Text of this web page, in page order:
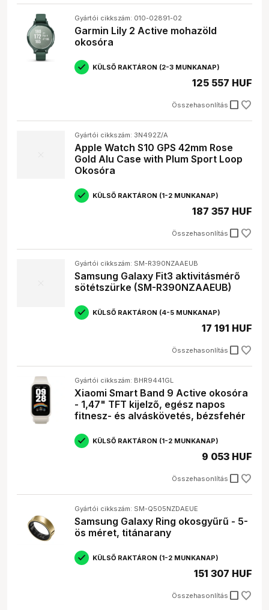
Gyártói cikkszám: 010-02891-02
Garmin Lily 2 Active mohazöld
okosóra
KÜLSŐ RAKTÁRON (2-3 MUNKANAP)
Összehasonlítás check_box_outline_blank
125 557 HUF
Gyártói cikkszám: 3N492Z/A
Apple Watch S10 GPS 42mm Rose
Gold Alu Case with Plum Sport Loop
Okosóra
KÜLSŐ RAKTÁRON (1-2 MUNKANAP)
Összehasonlítás check_box_outline_blank
187 357 HUF
Gyártói cikkszám: SM-R390NZAAEUB
Samsung Galaxy Fit3 aktivitásmérő
sötétszürke (SM-R390NZAAEUB)
KÜLSŐ RAKTÁRON (4-5 MUNKANAP)
Összehasonlítás check_box_outline_blank
17 191 HUF
Gyártói cikkszám: BHR9441GL
Xiaomi Smart Band 9 Active okosóra
- 1,47" TFT kijelző, egész napos
fitnesz- és alváskövetés, bézsfehér
KÜLSŐ RAKTÁRON (1-2 MUNKANAP)
Összehasonlítás check_box_outline_blank
9 053 HUF
Gyártói cikkszám: SM-Q505NZDAEUE
Samsung Galaxy Ring okosgyűrű - 5-
ös méret, titánarany
KÜLSŐ RAKTÁRON (1-2 MUNKANAP)
Összehasonlítás check_box_outline_blank
151 307 HUF